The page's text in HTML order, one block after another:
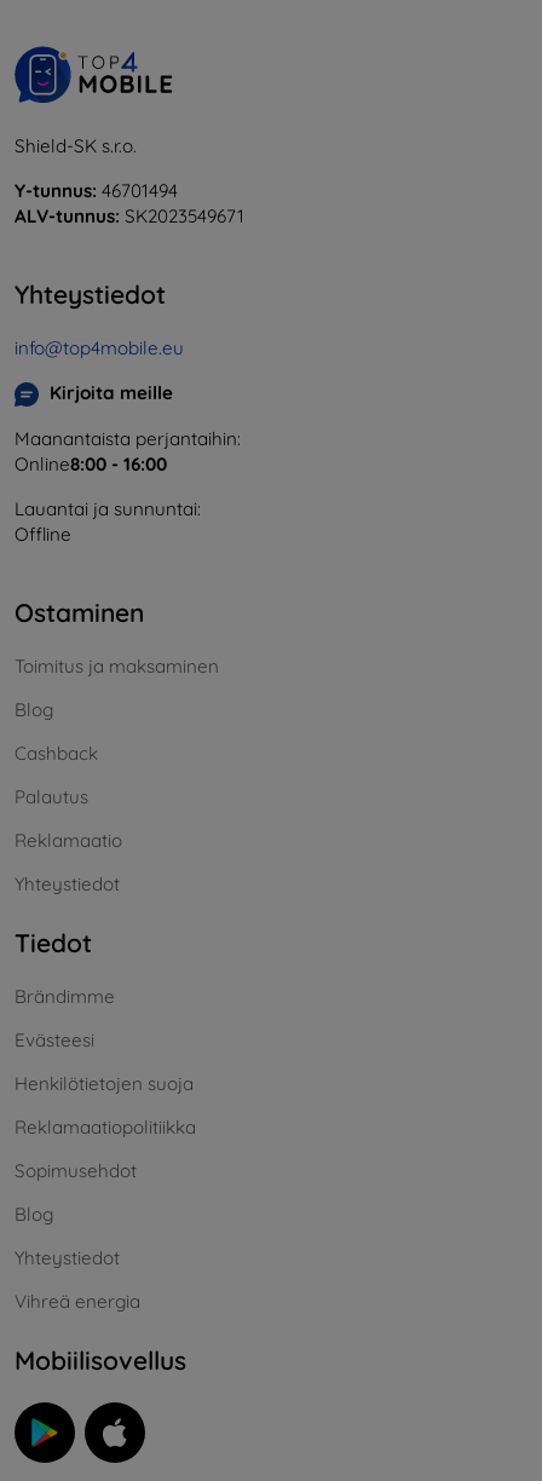
Shield-SK s.r.o.
Y-tunnus: 46701494
ALV-tunnus: SK2023549671
Yhteystiedot
info@top4mobile.eu
Kirjoita meille
Maanantaista perjantaihin:
Online8:00 - 16:00
Lauantai ja sunnuntai:
Offline
Ostaminen
Toimitus ja maksaminen
Blog
Cashback
Palautus
Reklamaatio
Yhteystiedot
Tiedot
Brändimme
Evästeesi
Henkilötietojen suoja
Reklamaatiopolitiikka
Sopimusehdot
Blog
Yhteystiedot
Vihreä energia
Mobiilisovellus